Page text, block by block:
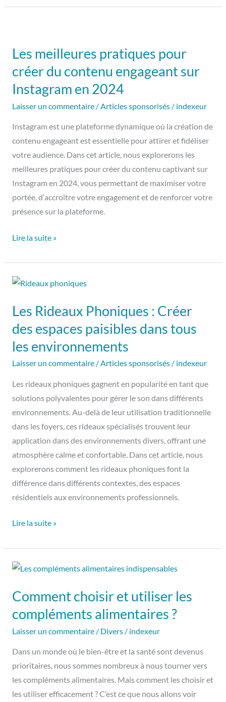
Les meilleures pratiques pour
créer du contenu engageant sur
Instagram en 2024
Laisser un commentaire /Articles sponsorisés/ indexeur
Instagram est une plateforme dynamique où la création de
contenu engageant est essentielle pour attirer et fidéliser
votre audience. Dans cet article, nous explorerons les
meilleures pratiques pour créer du contenu captivant sur
Instagram en 2024, vous permettant de maximiser votre
portée, d’accroître votre engagement et de renforcer votre
présence sur la plateforme.
pratiques
pour
créer
du
contenu
engageant
sur
Instagram
en
2024
Lire la suite »
Les Rideaux Phoniques : Créer
des espaces paisibles dans tous
les environnements
Laisser un commentaire /Articles sponsorisés/ indexeur
Les rideaux phoniques gagnent en popularité en tant que
solutions polyvalentes pour gérer le son dans différents
environnements. Au-delà de leur utilisation traditionnelle
dans les foyers, ces rideaux spécialisés trouvent leur
application dans des environnements divers, offrant une
atmosphère calme et confortable. Dans cet article, nous
explorerons comment les rideaux phoniques font la
différence dans différents contextes, des espaces
résidentiels aux environnements professionnels.
Les
Phoniques
des
espaces
paisibles
dans
tous
les
environnements
Lire la suite »
Comment choisir et utiliser les
compléments alimentaires ?
Laisser un commentaire / Divers/ indexeur
Dans un monde où le bien-être et la santé sont devenus
prioritaires, nous sommes nombreux à nous tourner vers
les compléments alimentaires. Mais comment les choisir et
les utiliser efficacement ? C’est ce que nous allons voir
Comment
et
alimentaires
?